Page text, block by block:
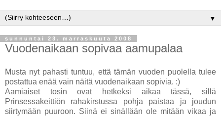
▼
sunnuntai 23. marraskuuta 2008
Vuodenaikaan sopivaa aamupalaa
Musta nyt pahasti tuntuu, että tämän vuoden puolella tulee
postattua enää vain näitä vuodenaikaan sopivia. :)
Aamiaiset tosin ovat hetkeksi aikaa tässä, sillä
Prinsessakeittiön rahakirstussa pohja paistaa ja joudun
siirtymään puuroon. Siinä ei sinällään ole mitään vikaa ja